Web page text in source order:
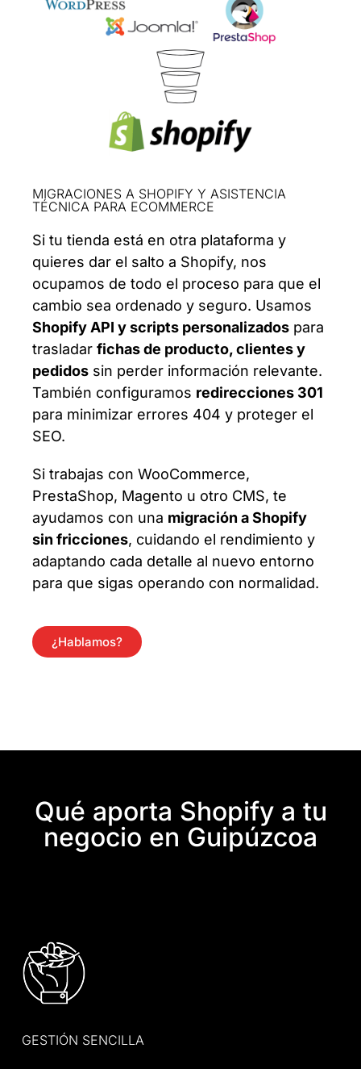
MIGRACIONES A SHOPIFY Y ASISTENCIA
TÉCNICA PARA ECOMMERCE
Si tu tienda está en otra plataforma y
quieres dar el salto a Shopify, nos
ocupamos de todo el proceso para que el
cambio sea ordenado y seguro. Usamos
Shopify API y scripts personalizados para
trasladar fichas de producto, clientes y
pedidos sin perder información relevante.
También configuramos redirecciones 301
para minimizar errores 404 y proteger el
SEO.
Si trabajas con WooCommerce,
PrestaShop, Magento u otro CMS, te
ayudamos con una migración a Shopify
sin fricciones, cuidando el rendimiento y
adaptando cada detalle al nuevo entorno
para que sigas operando con normalidad.
¿Hablamos?
Qué aporta Shopify a tu
negocio en Guipúzcoa
GESTIÓN SENCILLA